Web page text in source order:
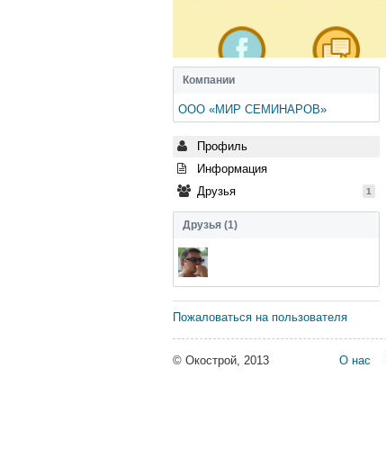
Компании
ООО «МИР СЕМИНАРОВ»
Профиль
Информация
Друзья
1
Друзья (1)
Пожаловаться на пользователя
© Окострой, 2013 О нас